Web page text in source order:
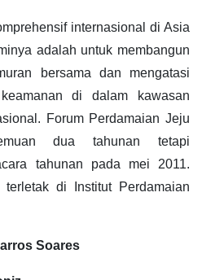
internasional di Asia
adalah untuk membangun
bersama dan mengatasi
di dalam kawasan
Forum Perdamaian Jeju
dua tahunan tetapi
tahunan pada mei 2011.
terletak di Institut Perdamaian
Soares